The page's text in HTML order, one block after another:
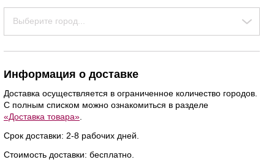
NEW NEW NEW
Выберите город...
Информация о доставке
Доставка осуществляется в ограниченное количество городов.
С полным списком можно ознакомиться в разделе
«Доставка товара»
Срок доставки: 2-8 рабочих дней.
Стоимость доставки: бесплатно.